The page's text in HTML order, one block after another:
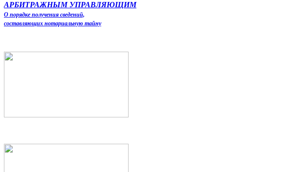
АРБИТРАЖНЫМ УПРАВЛЯЮЩИМ
О порядке получения сведений,
составляющих нотариальную тайну